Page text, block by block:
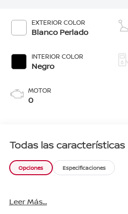
EXTERIOR COLOR
Blanco Perlado
INTERIOR COLOR
Negro
MOTOR
0
Todas las características
Opciones Especificaciones
Leer Más...